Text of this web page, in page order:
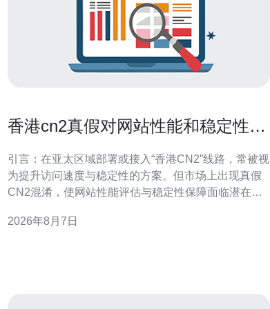
香港cn2真假对网站性能和稳定性的
引言：在亚太区域部署或接入“香港CN2”线路，常被视
为提升访问速度与稳定性的方案。但市场上出现真假
CN2混淆，使网站性能评估与稳定性保障面临潜在风
操作的防护建议，便于SEO与站点运营决策。 什么是
2026年8月7日